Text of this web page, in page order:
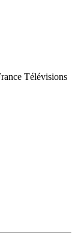
Télévisions